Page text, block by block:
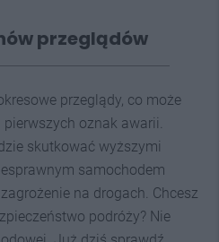
przeglądów
przeglądy, co może
oznak awarii.
skutkować wyższymi
samochodem
na drogach. Chcesz
podróży? Nie